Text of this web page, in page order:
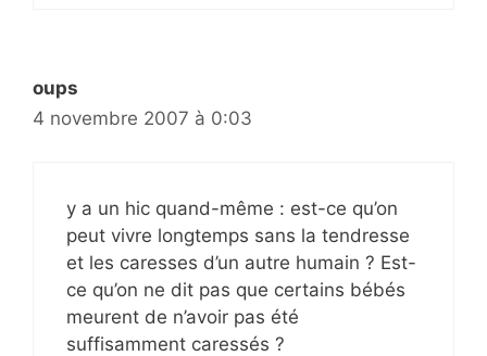
oups
4 novembre 2007 à 0:03
y a un hic quand-même : est-ce qu’on
peut vivre longtemps sans la tendresse
et les caresses d’un autre humain ? Est-
ce qu’on ne dit pas que certains bébés
meurent de n’avoir pas été
suffisamment caressés ?